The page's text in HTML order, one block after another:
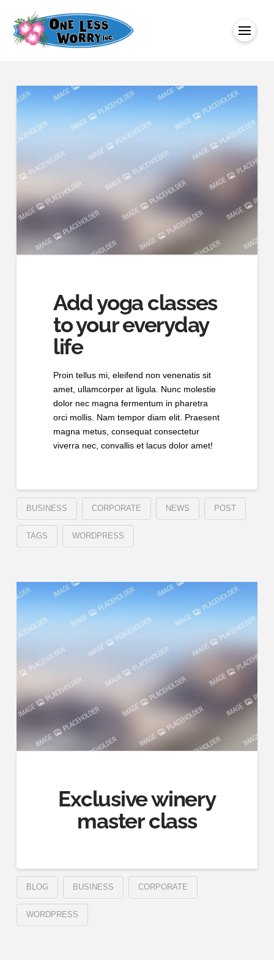
Add yoga classes
to your everyday
life
Proin tellus mi, eleifend non venenatis sit
amet, ullamcorper at ligula. Nunc molestie
dolor nec magna fermentum in pharetra
orci mollis. Nam tempor diam elit. Praesent
magna metus, consequat consectetur
viverra nec, convallis et lacus dolor amet!
BUSINESS CORPORATE NEWS POST
TAGS WORDPRESS
Exclusive winery
master class
BLOG BUSINESS CORPORATE
WORDPRESS